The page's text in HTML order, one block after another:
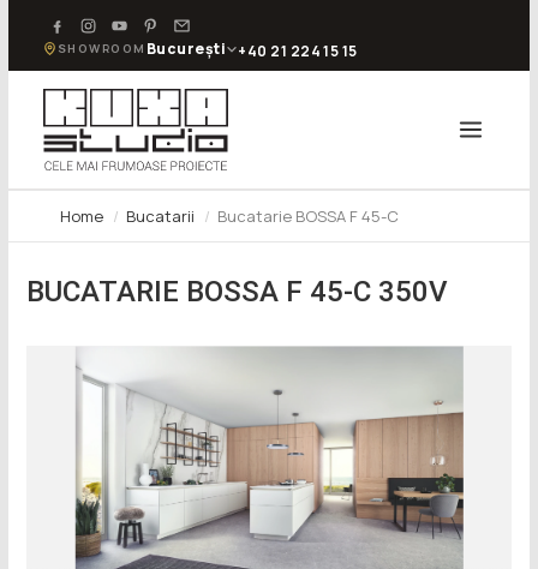
SHOWROOM București +40 21 224 15 15
Home Bucatarii Bucatarie BOSSA F 45-C
BUCATARIE BOSSA F 45-C 350V